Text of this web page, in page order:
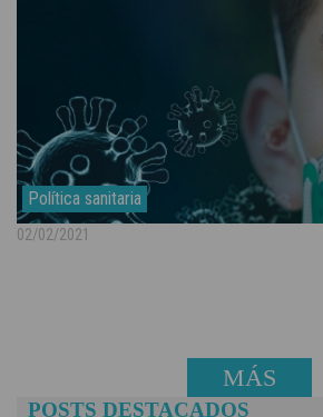
Política sanitaria
02/02/2021
MÁS
POSTS DESTACADOS